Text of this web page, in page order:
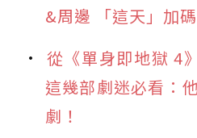
&周邊 「這天」加
從《單身即地獄 4
這幾部劇迷必看：
劇！